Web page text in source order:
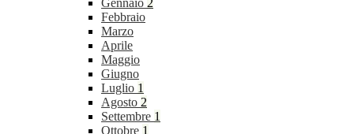
Gennaio 2
Febbraio
Marzo
Aprile
Maggio
Giugno
Luglio 1
Agosto 2
Settembre 1
Ottobre 1